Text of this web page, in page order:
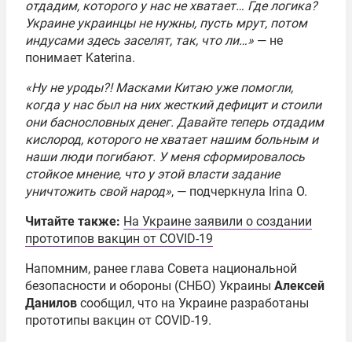
отдадим, которого у нас не хватает… Где логика?
Украине украинцы не нужны, пусть мрут, потом
индусами здесь заселят, так, что ли…» — не
понимает Katerina.
«Ну не уроды?! Масками Китаю уже помогли,
когда у нас был на них жесткий дефицит и стоили
они баснословных денег. Давайте теперь отдадим
кислород, которого не хватает нашим больным и
наши люди погибают. У меня сформировалось
стойкое мнение, что у этой власти задание
уничтожить свой народ», — подчеркнула Irina O.
Читайте также: На Украине заявили о создании
прототипов вакцин от COVID-19
Напомним, ранее глава Cовета национальной
безопасности и обороны (СНБО) Украины Алексей
Данилов сообщил, что на Украине разработаны
прототипы вакцин от COVID-19.